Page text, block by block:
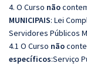
4. O Curso não
MUNICIPAIS: Lei
Servidores Públicos
4.1 O Curso não
específicos:Serviço